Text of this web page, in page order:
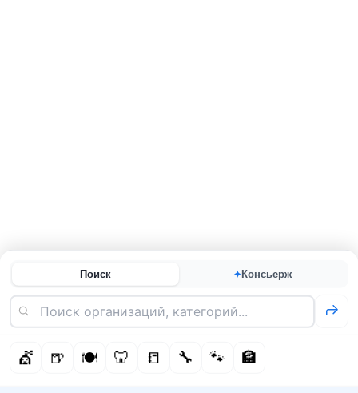
Поиск ✦Консьерж
💇 🍺 🍽️ 🦷 📒 🔧 🐾 🏦